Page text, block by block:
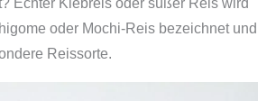
oder Mochi-Reis bezeichnet und
Reissorte.